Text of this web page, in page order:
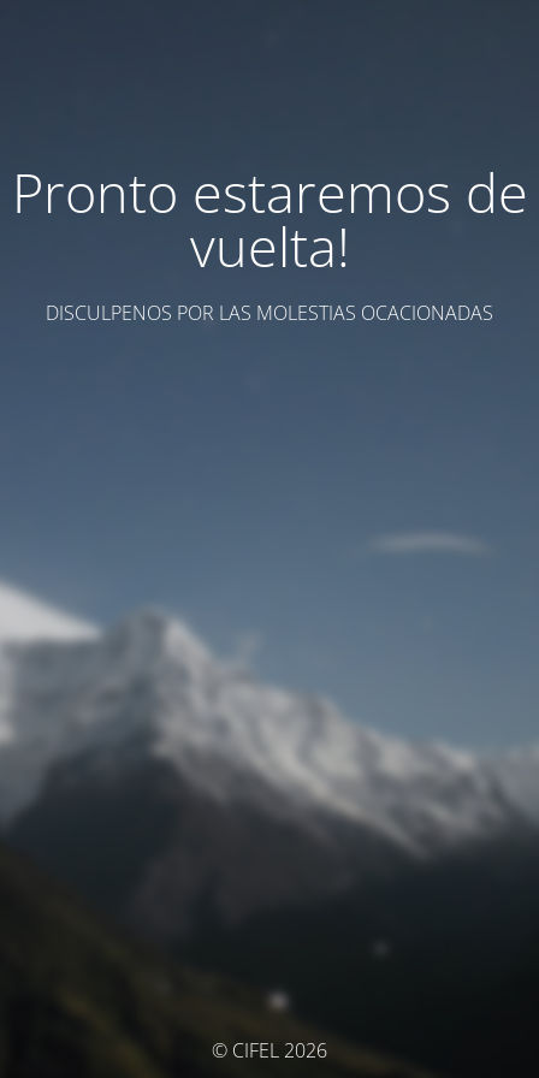
Pronto estaremos de
vuelta!
DISCULPENOS POR LAS MOLESTIAS OCACIONADAS
© CIFEL 2026